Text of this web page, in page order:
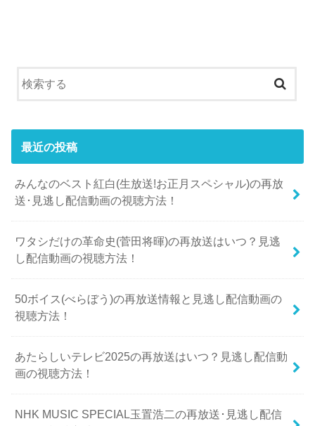
最近の投稿
みんなのベスト紅白(生放送!お正月スペシャル)の再放
送･見逃し配信動画の視聴方法！
ワタシだけの革命史(菅田将暉)の再放送はいつ？見逃
し配信動画の視聴方法！
50ボイス(べらぼう)の再放送情報と見逃し配信動画の
視聴方法！
あたらしいテレビ2025の再放送はいつ？見逃し配信動
画の視聴方法！
NHK MUSIC SPECIAL玉置浩二の再放送･見逃し配信